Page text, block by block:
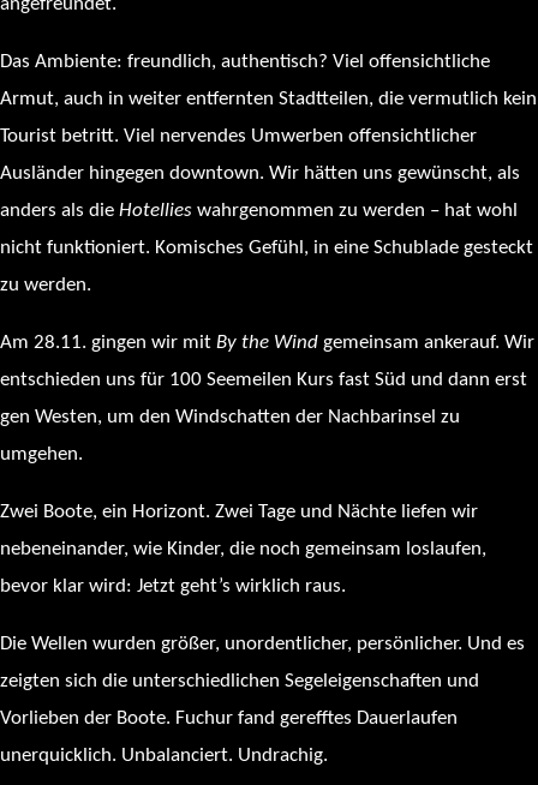
angefreundet.
Das Ambiente: freundlich, authentisch? Viel offensichtliche
Armut, auch in weiter entfernten Stadtteilen, die vermutlich kein
Tourist betritt. Viel nervendes Umwerben offensichtlicher
Ausländer hingegen downtown. Wir hätten uns gewünscht, als
anders als die Hotellies wahrgenommen zu werden – hat wohl
nicht funktioniert. Komisches Gefühl, in eine Schublade gesteckt
zu werden.
Am 28.11. gingen wir mit By the Wind gemeinsam ankerauf. Wir
entschieden uns für 100 Seemeilen Kurs fast Süd und dann erst
gen Westen, um den Windschatten der Nachbarinsel zu
umgehen.
Zwei Boote, ein Horizont. Zwei Tage und Nächte liefen wir
nebeneinander, wie Kinder, die noch gemeinsam loslaufen,
bevor klar wird: Jetzt geht’s wirklich raus.
Die Wellen wurden größer, unordentlicher, persönlicher. Und es
zeigten sich die unterschiedlichen Segeleigenschaften und
Vorlieben der Boote. Fuchur fand gerefftes Dauerlaufen
unerquicklich. Unbalanciert. Undrachig.